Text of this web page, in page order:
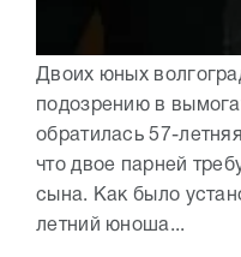
Двоих юных
подозрению в
обратилась 57-
что двое парней
сына. Как было
летний юноша...